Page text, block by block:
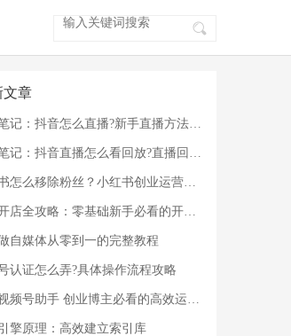
文章
大胡笔记：抖音怎么直播?新手直播方法 零门槛开播指南
大胡笔记：抖音直播怎么看回放?直播回放入门
小红书怎么移除粉丝？小红书创业运营攻略
抖音开店全攻略：零基础新手必看的开店流程与运营技巧(附避坑指南)
自媒体从零到一的完整教程
认证怎么弄?具体操作流程攻略
微信视频号助手 创业博主必看的高效运营神器
擎原理：高效建立索引库